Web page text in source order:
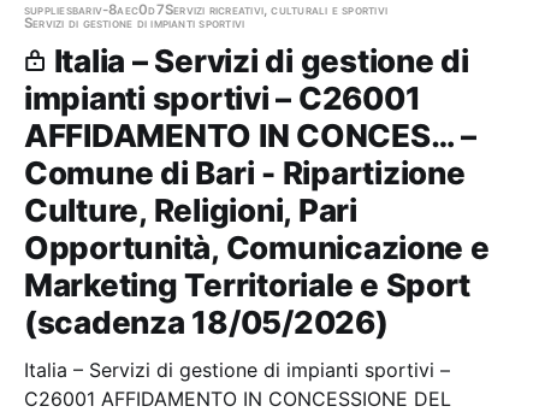
suppliesbariv-8aec0d7Servizi ricreativi, culturali e sportivi
Servizi di gestione di impianti sportivi
Italia – Servizi di gestione di
impianti sportivi – C26001
AFFIDAMENTO IN CONCES… –
Comune di Bari - Ripartizione
Culture, Religioni, Pari
Opportunità, Comunicazione e
Marketing Territoriale e Sport
(scadenza 18/05/2026)
Italia – Servizi di gestione di impianti sportivi –
C26001 AFFIDAMENTO IN CONCESSIONE DEL